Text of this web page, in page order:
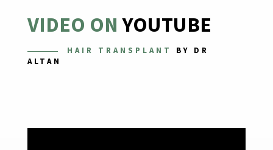
VIDEO ON YOUTUBE
HAIR TRANSPLANT
BY DR
ALTAN